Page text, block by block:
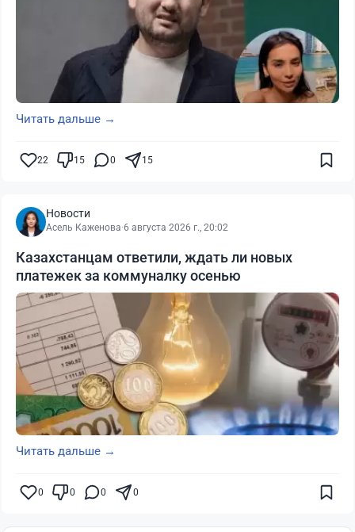
Читать дальше →
22 15 0 15
Новости
Асель Каженова·6 августа 2026 г., 20:02
Казахстанцам ответили, ждать ли новых
платежек за коммуналку осенью
Читать дальше →
0 0 0 0